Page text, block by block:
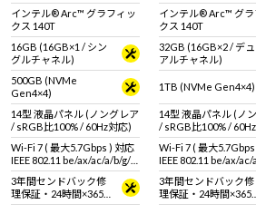
インテル® Arc™ グラフィッ
クス 140T
16GB (16GB×1 / シン
グルチャネル)
500GB (NVMe
Gen4×4)
14型 液晶パネル (ノングレア
/ sRGB比100% / 60Hz対応)
Wi-Fi 7 ( 最大5.7Gbps ) 対応
IEEE 802.11 be/ax/ac/a/b/g/n
準拠 ＋ Bluetooth 5内蔵
3年間センドバック修
理保証・24時間×365
日電話サポート
インテル® Arc™ グラ
クス 140T
32GB (16GB×2 / デュ
アルチャネル)
1TB (NVMe Gen4×4)
14型 液晶パネル (ノングレア
/ sRGB比100% /
Wi-Fi 7 ( 最大
IEEE 802.11 be/ax/ac/
準拠 ＋ Bluetooth 5
3年間センドバック修
理保証・24時間×365
日電話サポート